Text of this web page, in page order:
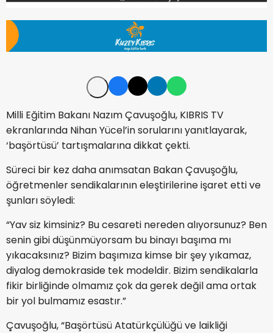
Milli Eğitim Bakanı Nazım Çavuşoğlu, KIBRIS TV
ekranlarında Nihan Yücel’in sorularını yanıtlayarak,
‘başörtüsü’ tartışmalarına dikkat çekti.
Süreci bir kez daha anımsatan Bakan Çavuşoğlu,
öğretmenler sendikalarının eleştirilerine işaret etti ve
şunları söyledi:
“Yav siz kimsiniz? Bu cesareti nereden alıyorsunuz? Ben
senin gibi düşünmüyorsam bu binayı başıma mı
yıkacaksınız? Bizim başımıza kimse bir şey yıkamaz,
diyalog demokraside tek modeldir. Bizim sendikalarla
fikir birliğinde olmamız çok da gerek değil ama ortak
bir yol bulmamız esastır.”
Çavuşoğlu, “Başörtüsü Atatürkçülüğü ve laikliği